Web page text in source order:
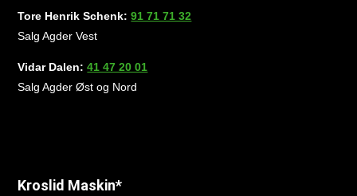
Tore Henrik Schenk:91 71 71 32
Salg Agder Vest
Vidar Dalen:41 47 20 01
Salg Agder Øst og Nord
Kroslid Maskin*